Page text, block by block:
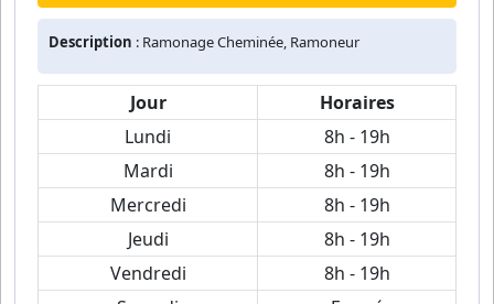
Description : Ramonage Cheminée, Ramoneur
Jour
Horaires
Lundi
8h - 19h
Mardi
8h - 19h
Mercredi
8h - 19h
Jeudi
8h - 19h
Vendredi
8h - 19h